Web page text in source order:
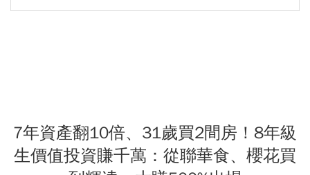
7年資產翻10倍、31歲買2間房！8年級
生價值投資賺千萬：從聯華食、櫻花買